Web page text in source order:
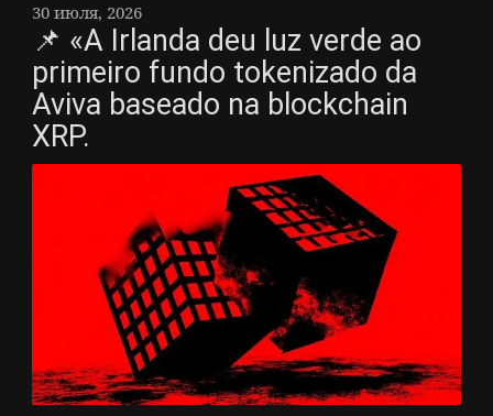
30 июля, 2026
📌 «A Irlanda deu luz verde ao
primeiro fundo tokenizado da
Aviva baseado na blockchain
XRP.